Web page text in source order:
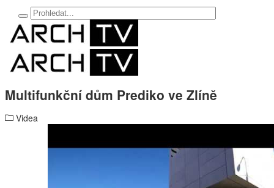
Multifunkční dům Prediko ve Zlíně
Videa